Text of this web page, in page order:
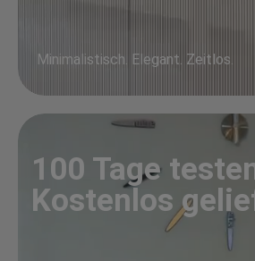
Minimalistisch. Elegant. Zeitlos.
100 Tage
Kostenlos